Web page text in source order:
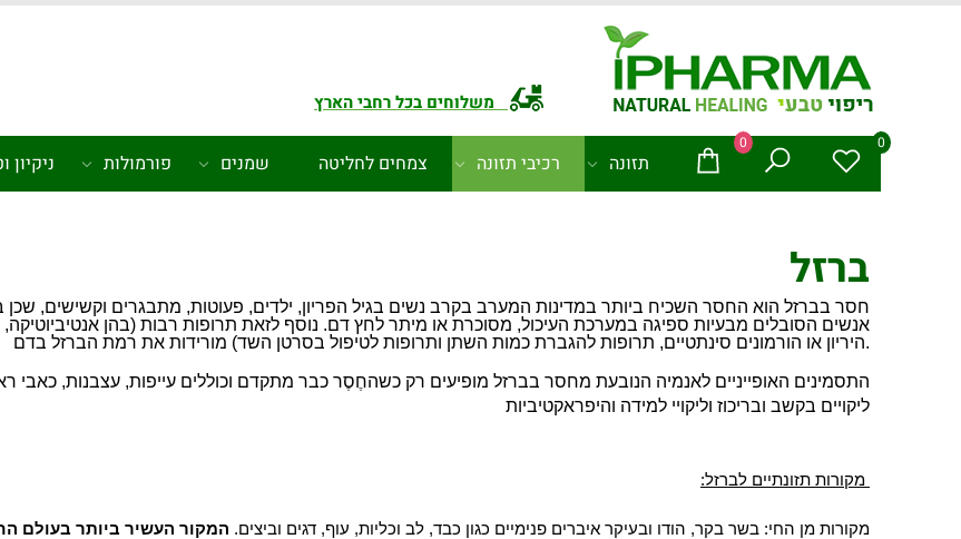
משלוחים בכל רחבי הארץ
0
0
תזונה רכיבי תזונה צמחים לחליטה שמנים פורמולות ניקיון
ברזל
חסר בברזל הוא החסר השכיח ביותר במדינות המערב בקרב נשים בגיל הפריון, ילדים, פעוטות, מתבגרים וקשישים,
אנשים הסובלים מבעיות ספיגה במערכת העיכול, מסוכרת או מיתר לחץ דם. נוסף לזאת תרופות רבות (בהן
היריון או הורמונים סינתטיים, תרופות להגברת כמות השתן ותרופות לטיפול בסרטן השד) מורידות את רמת הברזל בדם.
התסמינים האופייניים לאנמיה הנובעת מחסר בברזל מופיעים רק כשהחֶסֶר כבר מתקדם וכוללים עייפות, עצבנות, כאבי
ליקויים בקשב ובריכוז וליקויי למידה והיפראקטיביות
מקורות תזונתיים לברזל:
מקורות מן החי: בשר בקר, הודו ובעיקר איברים פנימיים כגון כבד, לב וכליות, עוף, דגים וביצים. המקור העשיר ביותר בעולם